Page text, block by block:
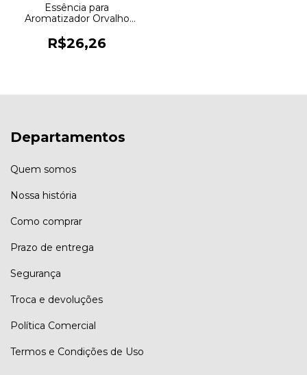
Essência para
Aromatizador Orvalho
R$26,26
Departamentos
Quem somos
Nossa história
Como comprar
Prazo de entrega
Segurança
Troca e devoluções
Política Comercial
Termos e Condições de Uso